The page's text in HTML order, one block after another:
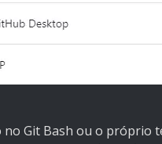
Git Bash ou o próprio